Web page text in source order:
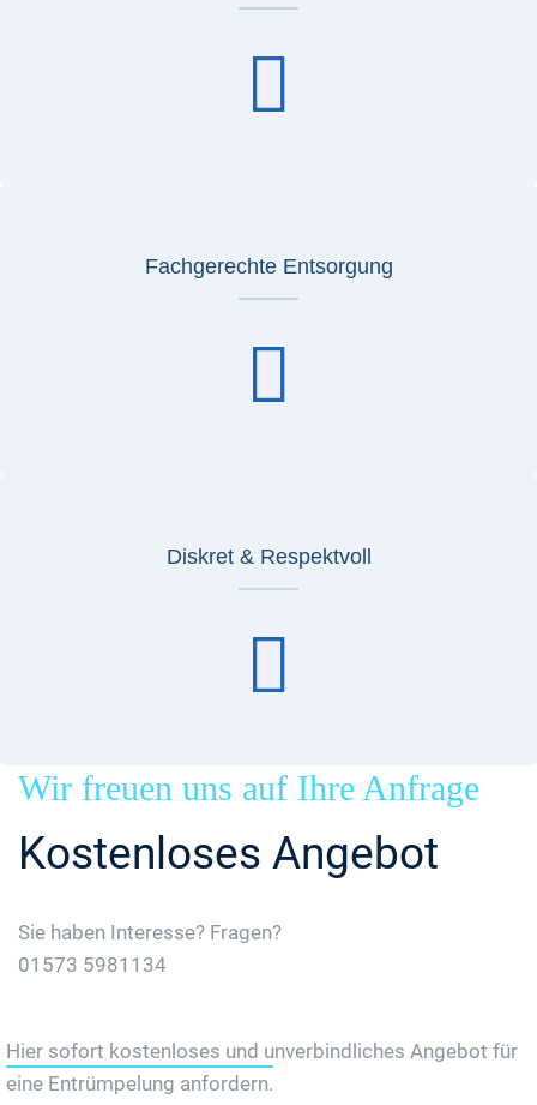
Fachgerechte Entsorgung
Diskret & Respektvoll
Wir freuen uns auf Ihre Anfrage
Kostenloses Angebot
Sie haben Interesse? Fragen?
01573 5981134
Hier sofort kostenloses und unverbindliches Angebot für
eine Entrümpelung anfordern.